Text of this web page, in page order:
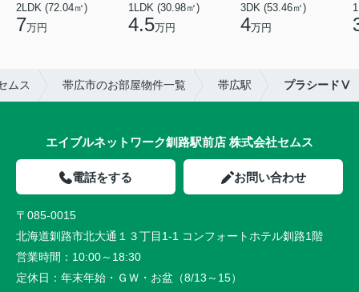
2LDK (72.04㎡)
7万円
1LDK (30.98㎡)
4.5万円
3DK (53.46㎡)
4万円
ムス 帯広市のお部屋物件一覧 帯広駅 プラシードⅤ
エイブルネットワーク釧路駅前店 株式会社セムス
電話をする お問い合わせ
〒085-0015
北海道釧路市北大通１３丁目1-1 コンフォートホテル釧路1階
営業時間： 10:00～18:30
定休日： 年末年始・ＧＷ・お盆（8/13～15）